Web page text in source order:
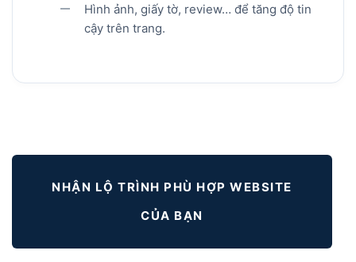
Hình ảnh, giấy tờ, review… để tăng độ tin
cậy trên trang.
NHẬN LỘ TRÌNH PHÙ HỢP WEBSITE
CỦA BẠN